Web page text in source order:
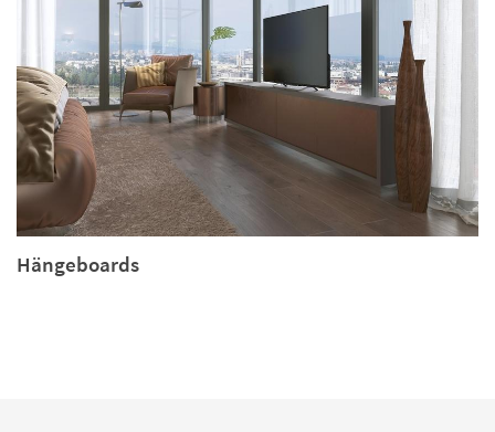
Hängeboards